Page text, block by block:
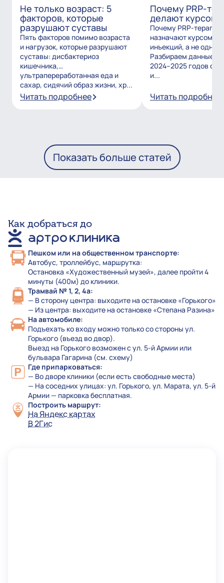
Не только возраст: 5
факторов, которые
разрушают суставы
Пять факторов помимо возраста
и нагрузок, которые разрушают
суставы: дисбактериоз
кишечника,
ультрапереработанная еда и
сахар, сидячий образ жизни, хр...
Читать подробнее
Почему PRP-
делают курсом?
Почему PRP-
назначают курсом из
инъекций, а не
Разбираем данные
2024–2025 годов о
и...
Читать подробнее
Показать больше статей
Как добраться до
Пешком или на общественном транспорте:
Автобус, троллейбус, маршрутка:
Остановка «Художественный музей», далее пройти 4
минуты (400м) до клиники.
Трамвай № 1, 2, 4а:
— В сторону центра: выходите на остановке «Горького»
— Из центра: выходите на остановке «Степана Разина»
На автомобиле:
Подъехать ко входу можно только со стороны ул.
Горького (въезд во двор).
Выезд на Горького возможен с ул. 5-й Армии или
бульвара Гагарина (см. схему)
Где припарковаться:
— Во дворе клиники (если есть свободные места)
— На соседних улицах: ул. Горького, ул. Марата, ул. 5-й
Армии — парковка бесплатная.
Построить маршрут:
На Яндекс картах
В 2Гис